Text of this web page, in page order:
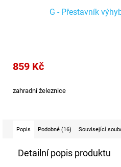
G - Přestavník
859 Kč
zahradní železnice
Popis Podobné (16) Související
Detailní popis produktu